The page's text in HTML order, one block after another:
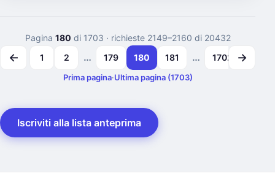
Pagina 180 di 1703 · richieste 2149–2160 di 20432
← 1 2 … 179 180 181 … 1702 →
Prima pagina·Ultima pagina (1703)
Iscriviti alla lista anteprima